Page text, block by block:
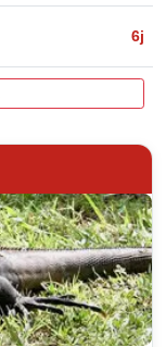
6j